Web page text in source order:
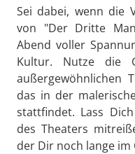
Sei dabei, wenn die
von "Der Dritte
Abend voller
Kultur. Nutze die
außergewöhnlichen
das in der
stattfindet. Lass
des Theaters
der Dir noch lange